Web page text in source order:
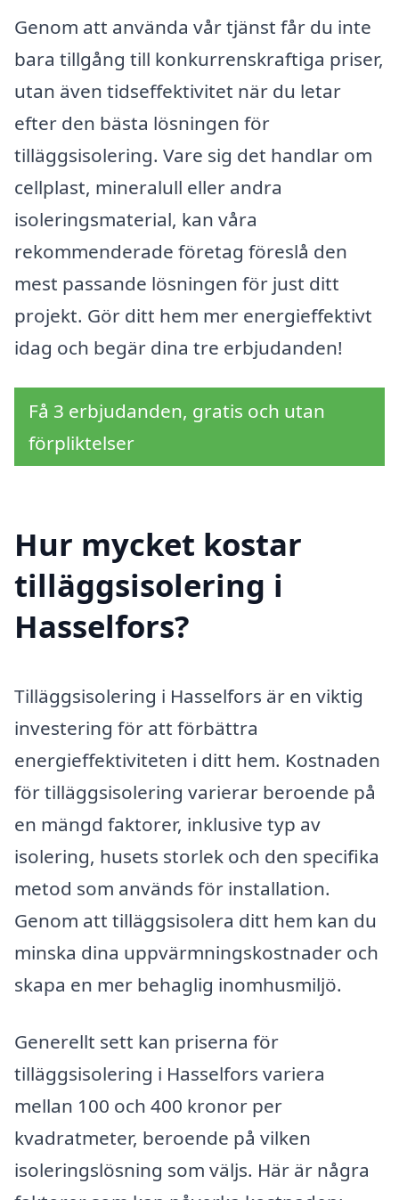
Genom att använda vår tjänst får du inte
bara tillgång till konkurrenskraftiga priser,
utan även tidseffektivitet när du letar
efter den bästa lösningen för
tilläggsisolering. Vare sig det handlar om
cellplast, mineralull eller andra
isoleringsmaterial, kan våra
rekommenderade företag föreslå den
mest passande lösningen för just ditt
projekt. Gör ditt hem mer energieffektivt
idag och begär dina tre erbjudanden!
Få 3 erbjudanden, gratis och utan
förpliktelser
Hur mycket kostar
tilläggsisolering i
Hasselfors?
Tilläggsisolering i Hasselfors är en viktig
investering för att förbättra
energieffektiviteten i ditt hem. Kostnaden
för tilläggsisolering varierar beroende på
en mängd faktorer, inklusive typ av
isolering, husets storlek och den specifika
metod som används för installation.
Genom att tilläggsisolera ditt hem kan du
minska dina uppvärmningskostnader och
skapa en mer behaglig inomhusmiljö.
Generellt sett kan priserna för
tilläggsisolering i Hasselfors variera
mellan 100 och 400 kronor per
kvadratmeter, beroende på vilken
isoleringslösning som väljs. Här är några